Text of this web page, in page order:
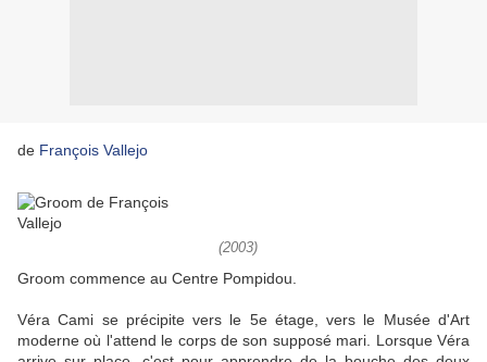
de François Vallejo
(2003)
Groom commence au Centre Pompidou.
Véra Cami se précipite vers le 5e étage, vers le Musée d'Art
moderne où l'attend le corps de son supposé mari. Lorsque Véra